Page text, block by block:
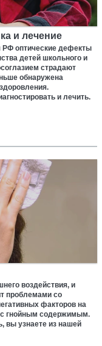
и лечение
оптические дефекты
детей школьного и
страдают
обнаружена
и лечить.
воздействия, и
проблемами со
факторов на
с гнойным содержимым.
вы узнаете из нашей